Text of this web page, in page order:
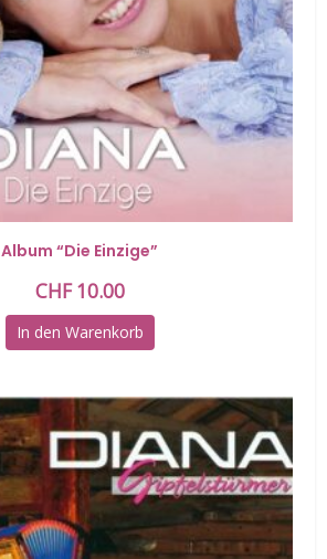
Album “Die Einzige”
CHF10.00
In den Warenkorb